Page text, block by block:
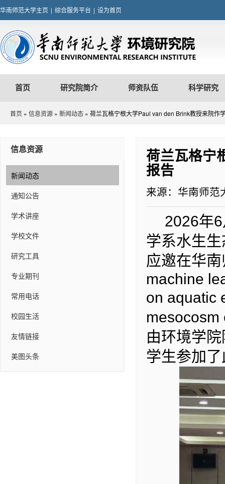
华南师范大学主页 | 综合服务平台 | 设为首页
首页 研究院简介 师资队伍 科学研究
首页 » 信息资源 » 新闻动态 » 荷兰瓦格宁根大学Paul van den Brink教授来院作
信息资源
新闻动态
通知公告
学术讲座
学校文件
研究工具
专业期刊
常用电话
校园生活
友情链接
美图头条
荷兰瓦格宁
报告
来源：华南师范
2026年6
学系水生
应邀在华
machine
on aquatic
mesocosm
由环境学
学生参加